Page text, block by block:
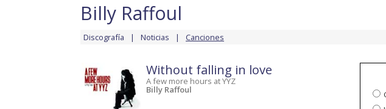
Billy Raffoul
Discografía Noticias Canciones
Without falling in love
A few more hours at YYZ
Billy Raffoul